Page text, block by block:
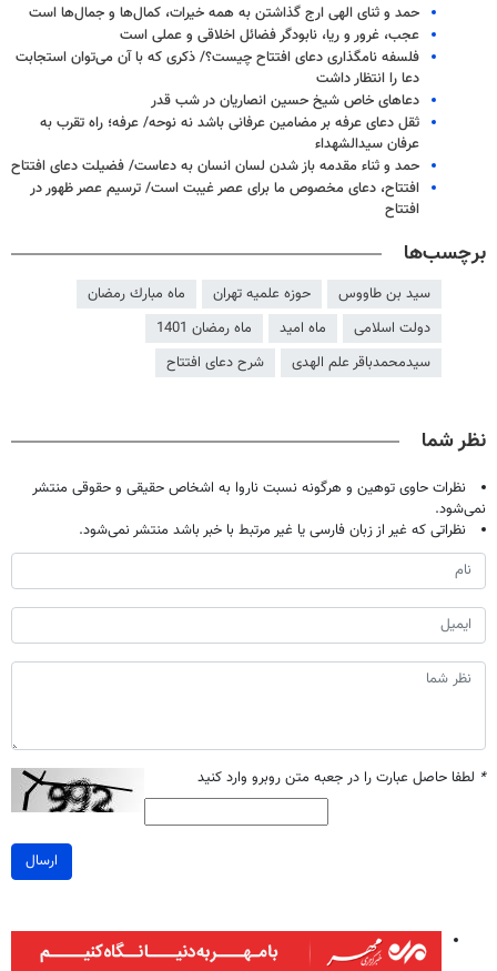
حمد و ثنای الهی ارج گذاشتن به همه خیرات، کمال‌ها و جمال‌ها است
عجب، غرور و ریا، نابودگر فضائل اخلاقی و عملی است
فلسفه نامگذاری دعای افتتاح چیست؟/ ذکری که با آن می‌توان استجابت
دعا را انتظار داشت
دعاهای خاص شیخ حسین انصاریان در شب قدر
ثقل دعای عرفه بر مضامین عرفانی باشد نه نوحه/ عرفه؛ راه تقرب به
عرفان سیدالشهداء
حمد و ثناء مقدمه باز شدن لسان انسان به دعاست/ فضیلت دعای افتتاح
افتتاح، دعای مخصوص ما برای عصر غیبت است/ ترسیم عصر ظهور در
افتتاح
برچسب‌ها
سید بن طاووس حوزه علمیه تهران
ماه مبارك رمضان
دولت اسلامی
ماه امید
ماه رمضان 1401
سیدمحمدباقر علم الهدی
شرح دعای افتتاح
نظر شما
نظرات حاوی توهین و هرگونه نسبت ناروا به اشخاص حقیقی و حقوقی منتشر
نمی‌شود.
نظراتی که غیر از زبان فارسی یا غیر مرتبط با خبر باشد منتشر نمی‌شود.
* لطفا حاصل عبارت را در جعبه متن روبرو وارد کنید
ارسال